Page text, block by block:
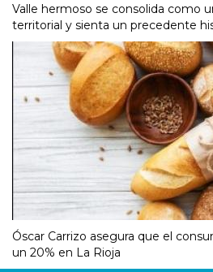
Valle hermoso se consolida como
territorial y sienta un precedente
Óscar Carrizo asegura que el
un 20% en La Rioja